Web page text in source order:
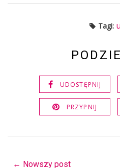
Tagi:
UDOSTĘPNIJ
PRZYPNIJ
← Nowszy post